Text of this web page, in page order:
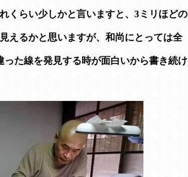
くらい少しかと言いますと、3ミリほどの
えるかと思いますが、和尚にとっては全
った線を発見する時が面白いから書き続け